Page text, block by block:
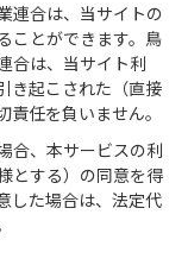
連合は、当サイトの
ことができます。鳥
合は、当サイト利
き起こされた（直接
任を負いません。
合、本サービスの利
とする）の同意を得
した場合は、法定代